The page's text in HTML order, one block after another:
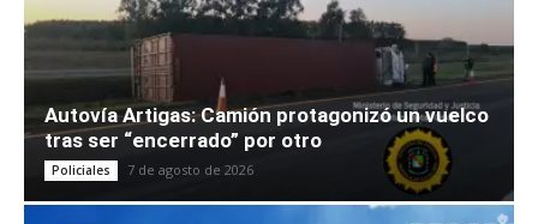
Autovía Artigas: Camión protagonizó un vuelco
tras ser “encerrado” por otro
Policiales 7 de agosto de 2026